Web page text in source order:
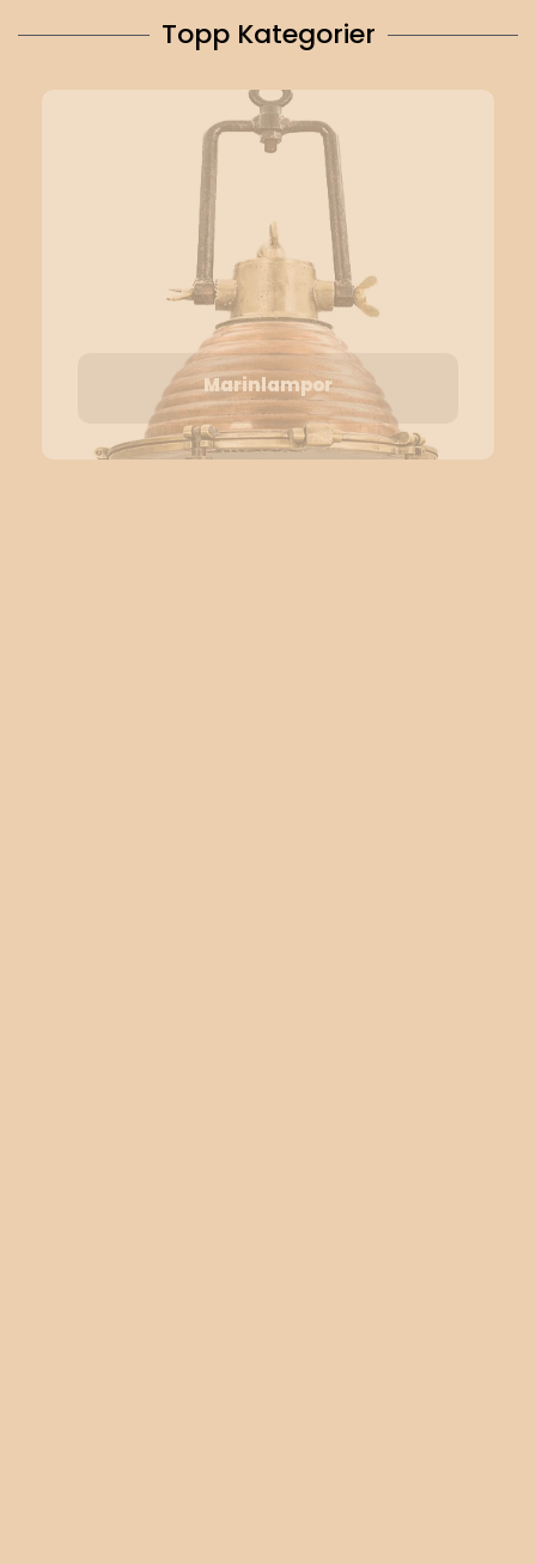
Topp Kategorier
Marinlampor